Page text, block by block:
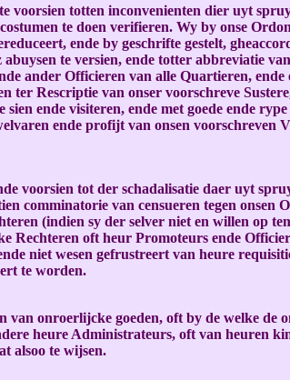
voorsien totten inconvenienten dier uyt
te doen verifieren. Wy by onse
ende by geschrifte gestelt,
te versien, ende totter abbreviatie
ander Officieren van alle Quartieren, ende
ter Rescriptie van onser voorschreve
ende visiteren, ende met goede ende
ende profijt van onsen voorschreven
voorsien tot der schadalisatie daer uyt
comminatorie van censueren tegen onsen
(indien sy der selver niet en willen op
Rechteren oft heur Promoteurs ende
niet wesen gefrustreert van heure
te worden.
onroerlijcke goeden, oft by de welke de
heure Administrateurs, oft van heuren
alsoo te wijsen.